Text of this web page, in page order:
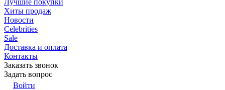
Лучшие покупки
Хиты продаж
Новости
Celebrities
Sale
Доставка и оплата
Контакты
Заказать звонок
Задать вопрос
Войти